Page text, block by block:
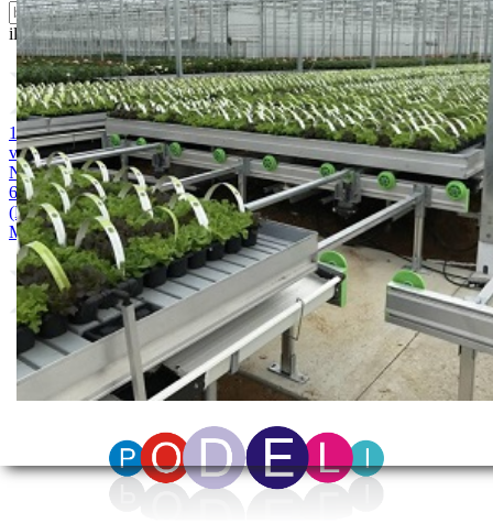
ili probajte naprednu: pretragu
1. MAGNEZIJUM SULFAT 25kg 2. AMONIUM SULFAT /
vodotopivi 25kg 3. KALIJUM SULFAT 25kg 4. KALCIJUM
NITRAT 25kg 5. AMONIJUM NITRAT 18% TEČNOST 25 kg
6. KALIJUM NITRAT 25kg 7. MONOKALIJUM FOSFAT
(MKP) 25kg 8. MONOAMONIJUMFOSFAT(MAP) 25 kg 9.
MAGNEZIJUM NITRAT 25kg